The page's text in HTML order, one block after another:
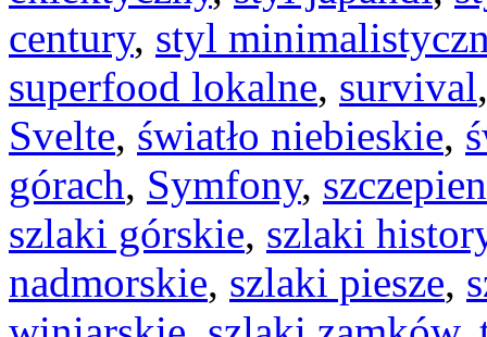
century, styl
superfood lokalne, survival
Svelte, światło niebieskie,
górach, Symfony,
szlaki górskie, szlaki
nadmorskie, szlaki piesze,